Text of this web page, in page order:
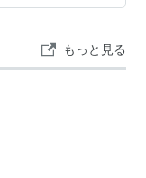
マットが必要で
ークルカッター
もっと見る